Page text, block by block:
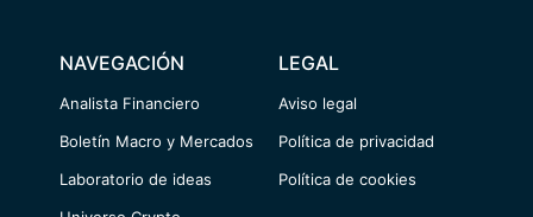
NAVEGACIÓN
Analista Financiero
Boletín Macro y Mercados
Laboratorio de ideas
LEGAL
Aviso legal
Política de privacidad
Política de cookies